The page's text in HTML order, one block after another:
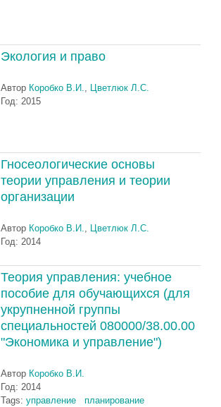
Экология и право
Автор Коробко В.И., Цветлюк Л.С.
Год: 2015
Гносеологические основы
теории управления и теории
организации
Автор Коробко В.И., Цветлюк Л.С.
Год: 2014
Теория управления: учебное
пособие для обучающихся (для
укрупненной группы
специальностей 080000/38.00.00
"Экономика и управление")
Автор Коробко В.И.
Год: 2014
Tags: управление планирование